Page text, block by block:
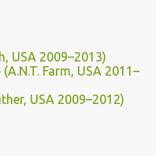
USA 2009–2013)
Farm, USA 2011–
USA 2009–2012)